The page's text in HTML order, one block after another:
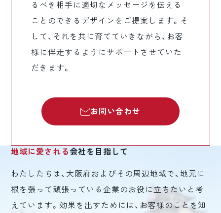
るべき相手に適切なメッセージを伝える
ことのできるデザインをご提案します。そ
して、それを共に育てていきながら、お客
様に伴走するようにサポートさせていた
だきます。
お問い合わせ
地域に愛される会社を目指して
わたしたちは、大阪府およびその周辺地域で、地元に
根を張って頑張っている企業のお役に立ちたいと考
えています。効果を出すためには、お客様のことを知